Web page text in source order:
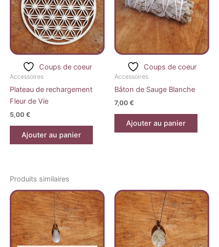
Coups de coeur
Accessoires
Plateau de rechargement
Fleur de Vie
5,00€
Ajouter au panier
Coups de coeur
Accessoires
Bâton de Sauge Blanche
7,00€
Ajouter au panier
Produits similaires
Plage
de
prix :
25,00 €
à
27,90 €
Ce
produit
a
plusieurs
variations.
Plage
de
prix :
25,00 €
à
27,90 €
Ce
a